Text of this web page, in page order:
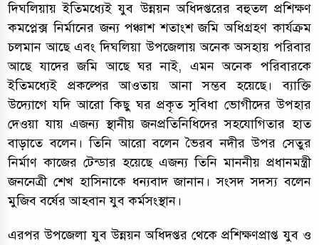
দিঘলিয়ায় ইতিমধ্যেই যুব উন্নয়ন অধিদপ্তরের বহুতল প্রশিক্ষণ
কমপ্লেক্স নির্মানের জন্য পঞ্চাশ শতাংশ জমি অধিগ্রহণ কার্যক্রম
চলমান আছে এবং দিঘলিয়া উপজেলায় অনেক অসহায় পরিবার
আছে যাদের জমি আছে ঘর নাই, এমন অনেক পরিবারকে
ইতিমধ্যেই প্রকল্পের আওতায় আনা সম্ভব হয়েছে। ব্যাক্তি
উদ্যোগে যদি আরো কিছু ঘর প্রকৃত সুবিধা ভোগীদের উপহার
দেওয়া যায় এজন্য স্থানীয় জনপ্রতিনিধিদের সহযোগিতার হাত
বাড়াতে বলেন। তিনি আরো বলেন ভৈরব নদীর উপর সেতুর
নির্মাণ কাজের টেন্ডার হয়েছে এজন্য তিনি মাননীয় প্রধানমন্ত্রী
জননেত্রী শেখ হাসিনাকে ধন্যবাদ জানান। সংসদ সদস্য বলেন
মুজিব বর্ষের আহবান যুব কর্মসংস্থান।
এরপর উপজেলা যুব উন্নয়ন অধিদপ্তর থেকে প্রশিক্ষণপ্রাপ্ত যুব ও